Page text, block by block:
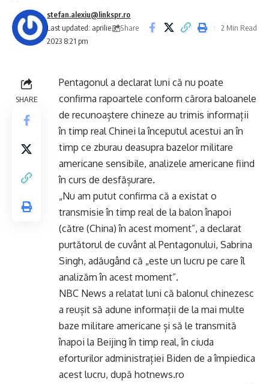
Last updated: aprilie 3,
2023 8:21 pm
stefan.alexiu@linkspr.ro
Share
2 Min Read
SHARE
Pentagonul a declarat luni că nu poate
confirma rapoartele conform cărora baloanele
de recunoaștere chineze au trimis informații
în timp real Chinei la începutul acestui an în
timp ce zburau deasupra bazelor militare
americane sensibile, analizele americane fiind
în curs de desfășurare.
„Nu am putut confirma că a existat o
transmisie în timp real de la balon înapoi
(către (China) în acest moment”, a declarat
purtătorul de cuvânt al Pentagonului, Sabrina
Singh, adăugând că „este un lucru pe care îl
analizăm în acest moment”.
NBC News a relatat luni că balonul chinezesc
a reușit să adune informații de la mai multe
baze militare americane și să le transmită
înapoi la Beijing în timp real, în ciuda
eforturilor administrației Biden de a împiedica
acest lucru, după hotnews.ro